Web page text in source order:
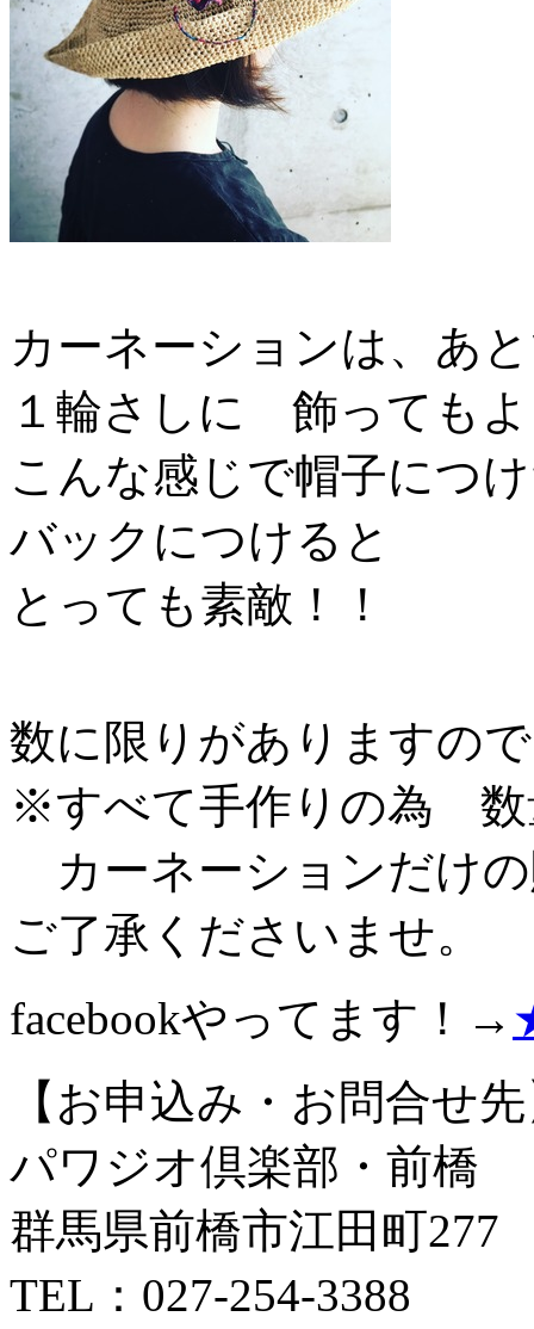
カーネーションは、あ
１輪さしに 飾っても
こんな感じで帽子につ
バックにつけると
とっても素敵！！
数に限りがありますの
※すべて手作りの為 数
カーネーションだけ
ご了承くださいませ。
facebookやってます！→
【お申込み・お問合せ
パワジオ倶楽部・前橋
群馬県前橋市江田町277
TEL：027-254-3388